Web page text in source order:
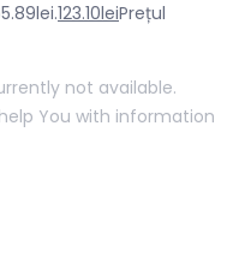
123.10leiPrețul
not available.
You with information